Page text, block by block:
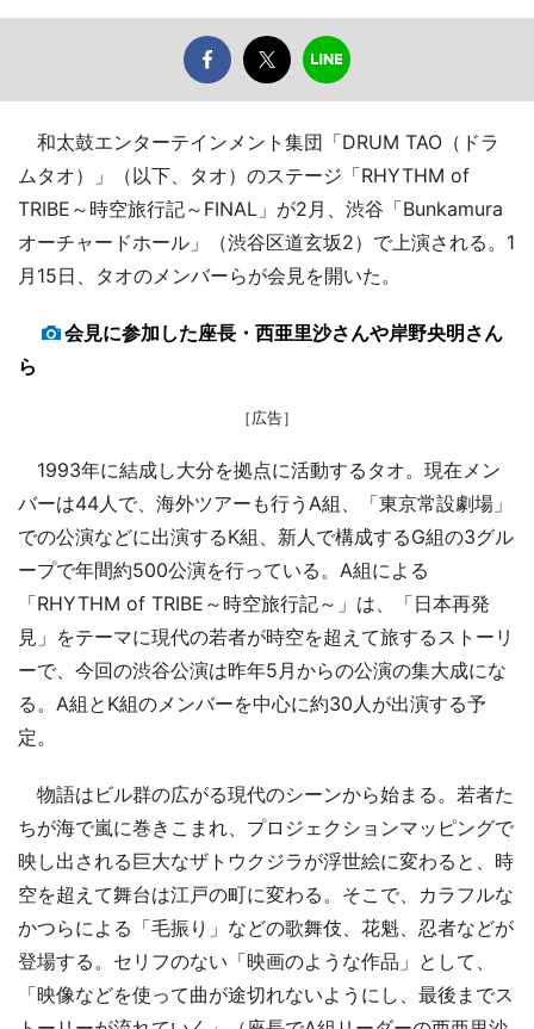
和太鼓エンターテインメント集団「DRUM TAO（ドラ
ムタオ）」（以下、タオ）のステージ「RHYTHM of
TRIBE～時空旅行記～FINAL」が2月、渋谷「Bunkamura
オーチャードホール」（渋谷区道玄坂2）で上演される。1
月15日、タオのメンバーらが会見を開いた。
会見に参加した座長・西亜里沙さんや岸野央明さん
ら
［広告］
1993年に結成し大分を拠点に活動するタオ。現在メン
バーは44人で、海外ツアーも行うA組、「東京常設劇場」
での公演などに出演するK組、新人で構成するG組の3グル
ープで年間約500公演を行っている。A組による
「RHYTHM of TRIBE～時空旅行記～」は、「日本再発
見」をテーマに現代の若者が時空を超えて旅するストーリ
ーで、今回の渋谷公演は昨年5月からの公演の集大成にな
る。A組とK組のメンバーを中心に約30人が出演する予
定。
物語はビル群の広がる現代のシーンから始まる。若者た
ちが海で嵐に巻きこまれ、プロジェクションマッピングで
映し出される巨大なザトウクジラが浮世絵に変わると、時
空を超えて舞台は江戸の町に変わる。そこで、カラフルな
かつらによる「毛振り」などの歌舞伎、花魁、忍者などが
登場する。セリフのない「映画のような作品」として、
「映像などを使って曲が途切れないようにし、最後までス